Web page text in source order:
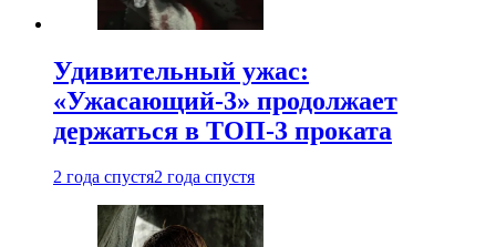
Удивительный ужас:
«Ужасающий-3» продолжает
держаться в ТОП-3 проката
2 года спустя2 года спустя